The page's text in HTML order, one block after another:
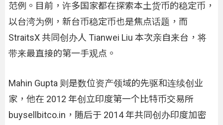
范例。目前，许多国家都在探索本土货币的稳定币，
以台湾为例，新台币稳定币也是焦点话题，而
StraitsX 共同创办人 Tianwei Liu 本次亲自来台，将
带来最直接的第一手观点。
Mahin Gupta 则是数位资产领域的先驱和连续创业
家，他在 2012 年创立印度第一个比特币交易所
buysellbitco.in，随后于 2014 年共同创办印度加密